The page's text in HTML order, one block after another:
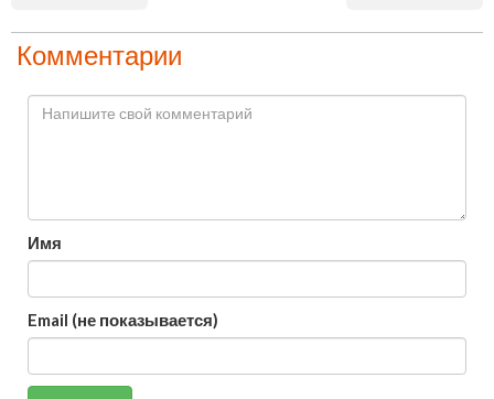
Комментарии
Имя
Email (не показывается)